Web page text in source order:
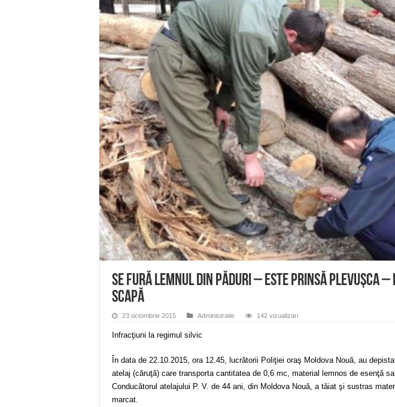
Miresme de lavandă, mentă și flori de vară și râsete de copii la
ANUNȚ OPRIRE APĂ în Reșița – avarie – 04.08.2026 – str.
ANUNŢ OPRIRE APĂ în CARANSEBEȘ – 04.08.2026 – avarie –
ANUNŢ OPRIRE APĂ în CARANSEBEȘ avarie
ANUNȚ OPRIRE APĂ în Reșița, cartier Țerova – avarie –
Se fură lemnul din păduri – este prinsă plevușca
scapă
23 octombrie 2015 Administratie 142 vizualizari
Infracţiuni la regimul silvic
În data de 22.10.2015, ora 12.45, lucrătorii Poliţiei oraş Moldova Nouă, au
atelaj (căruţă) care transporta cantitatea de 0,6 mc, material lemnos de esenţă
Conducătorul atelajului P. V. de 44 ani, din Moldova Nouă, a tăiat şi sustras
marcat.